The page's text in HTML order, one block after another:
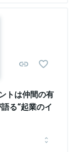
トは仲間の有
る“起業のイ